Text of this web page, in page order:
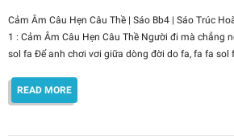
Cảm Âm Câu Hẹn Câu Thề | Sáo Bb4 | Sáo Trúc
1 : Cảm Âm Câu Hẹn Câu Thề Người đi mà chẳng
sol fa Để anh chơi vơi giữa dòng đời do fa, fa fa sol
READ MORE